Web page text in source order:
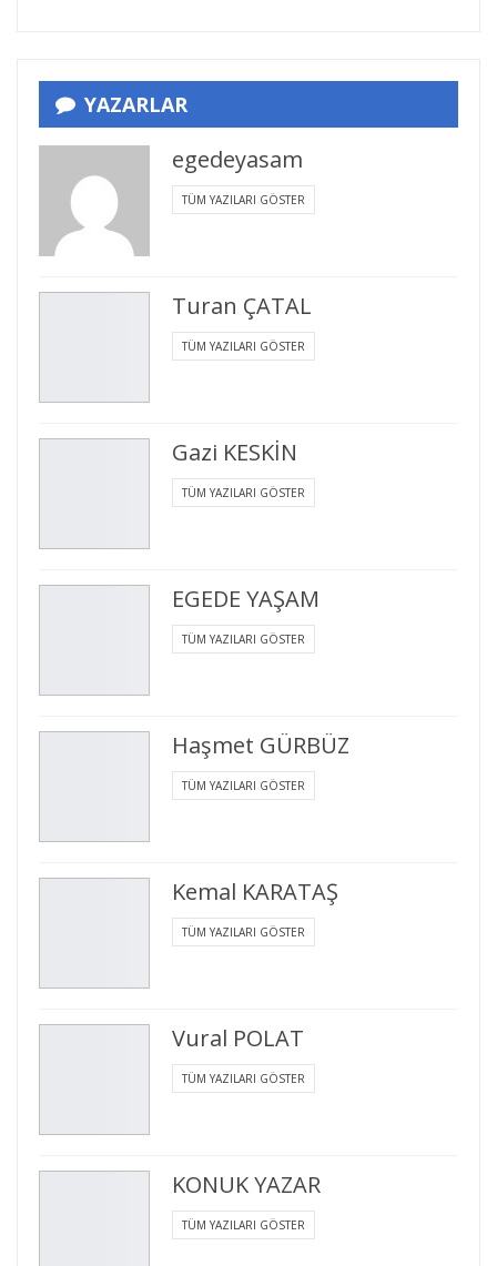
YAZARLAR
egedeyasam
TÜM YAZILARI GÖSTER
Turan ÇATAL
TÜM YAZILARI GÖSTER
Gazi KESKİN
TÜM YAZILARI GÖSTER
EGEDE YAŞAM
TÜM YAZILARI GÖSTER
Haşmet GÜRBÜZ
TÜM YAZILARI GÖSTER
Kemal KARATAŞ
TÜM YAZILARI GÖSTER
Vural POLAT
TÜM YAZILARI GÖSTER
KONUK YAZAR
TÜM YAZILARI GÖSTER